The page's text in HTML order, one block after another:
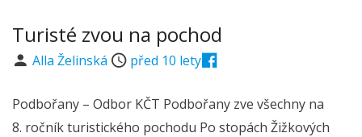
Turisté zvou na pochod
Alla Želinská před 10 lety
Podbořany – Odbor KČT Podbořany zve všechny na
8. ročník turistického pochodu Po stopách Žižkových